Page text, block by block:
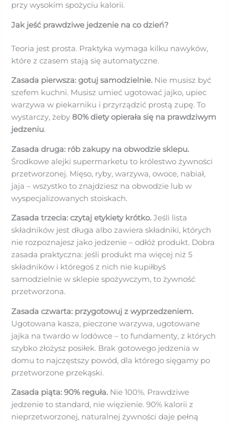
przy wysokim spożyciu kalorii.
Jak jeść prawdziwe jedzenie na co dzień?
Teoria jest prosta. Praktyka wymaga kilku nawyków,
które z czasem stają się automatyczne.
Zasada pierwsza: gotuj samodzielnie. Nie musisz być
szefem kuchni. Musisz umieć ugotować jajko, upiec
warzywa w piekarniku i przyrządzić prostą zupę. To
wystarczy, żeby80% diety opierała się na prawdziwym
jedzeniu.
Zasada druga: rób zakupy na obwodzie sklepu.
Środkowe alejki supermarketu to królestwo żywności
przetworzonej. Mięso, ryby, warzywa, owoce, nabiał,
jaja – wszystko to znajdziesz na obwodzie lub w
wyspecjalizowanych stoiskach.
Zasada trzecia: czytaj etykiety krótko. Jeśli lista
składników jest długa albo zawiera składniki, których
nie rozpoznajesz jako jedzenie – odłóż produkt. Dobra
zasada praktyczna: jeśli produkt ma więcej niż 5
składników i któregoś z nich nie kupiłbyś
samodzielnie w sklepie spożywczym, to żywność
przetworzona.
Zasada czwarta: przygotowuj z wyprzedzeniem.
Ugotowana kasza, pieczone warzywa, ugotowane
jajka na twardo w lodówce – to fundamenty, z których
szybko złożysz posiłek. Brak gotowego jedzenia w
domu to najczęstszy powód, dla którego sięgamy po
przetworzone przekąski.
Zasada piąta: 90% reguła. Nie 100%. Prawdziwe
jedzenie to standard, nie więzienie. 90% kalorii z
nieprzetworzonej, naturalnej żywności daje pełną